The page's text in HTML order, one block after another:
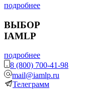
подробнее
ВЫБОР
IAMLP
подробнее
8 (800) 700-41-98
mail@iamlp.ru
Телеграмм